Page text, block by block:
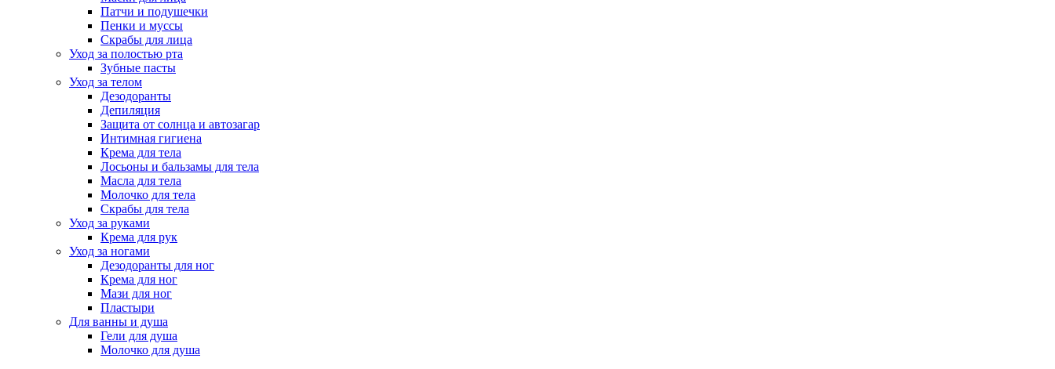
Патчи и подушечки
Пенки и муссы
Скрабы для лица
Уход за полостью рта
Зубные пасты
Уход за телом
Дезодоранты
Депиляция
Защита от солнца и автозагар
Интимная гигиена
Крема для тела
Лосьоны и бальзамы для тела
Масла для тела
Молочко для тела
Скрабы для тела
Уход за руками
Крема для рук
Уход за ногами
Дезодоранты для ног
Крема для ног
Мази для ног
Пластыри
Для ванны и душа
Гели для душа
Молочко для душа